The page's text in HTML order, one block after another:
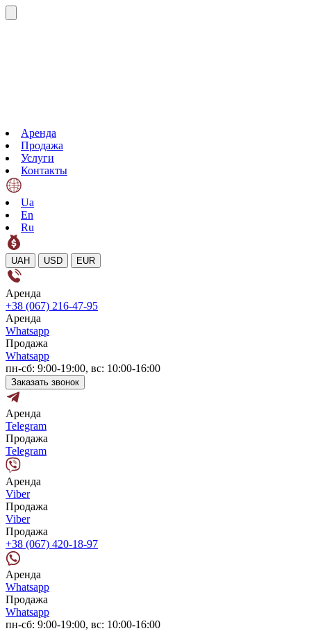
Аренда
Продажа
Услуги
Контакты
Ua
En
Ru
UAH USD EUR
Аренда
+38 (067) 216-47-95
Аренда
Whatsapp
Продажа
Whatsapp
пн-сб: 9:00-19:00, вс: 10:00-16:00
Заказать звонок
Аренда
Telegram
Продажа
Telegram
Аренда
Viber
Продажа
Viber
Продажа
+38 (067) 420-18-97
Аренда
Whatsapp
Продажа
Whatsapp
пн-сб: 9:00-19:00, вс: 10:00-16:00